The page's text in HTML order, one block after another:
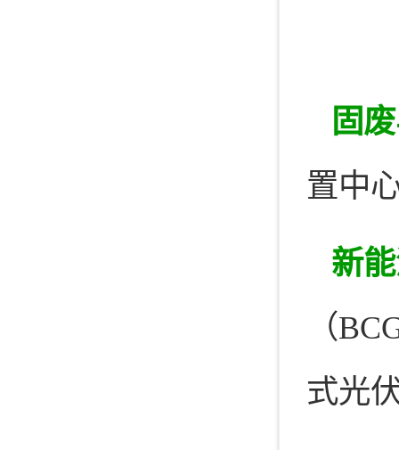
固
置中
新
（
式光